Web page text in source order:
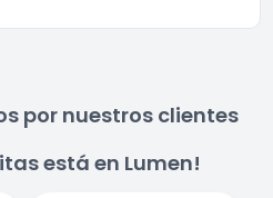
por nuestros clientes
está en Lumen!